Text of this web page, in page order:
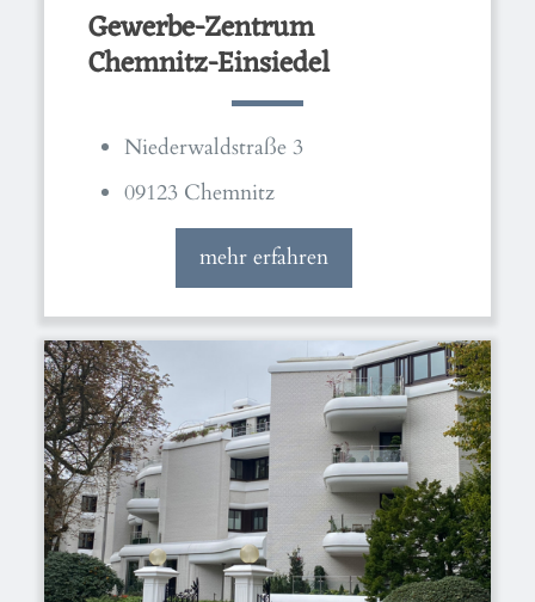
Gewerbe-Zentrum
Chemnitz-Einsiedel
Niederwaldstraße 3
09123 Chemnitz
mehr erfahren